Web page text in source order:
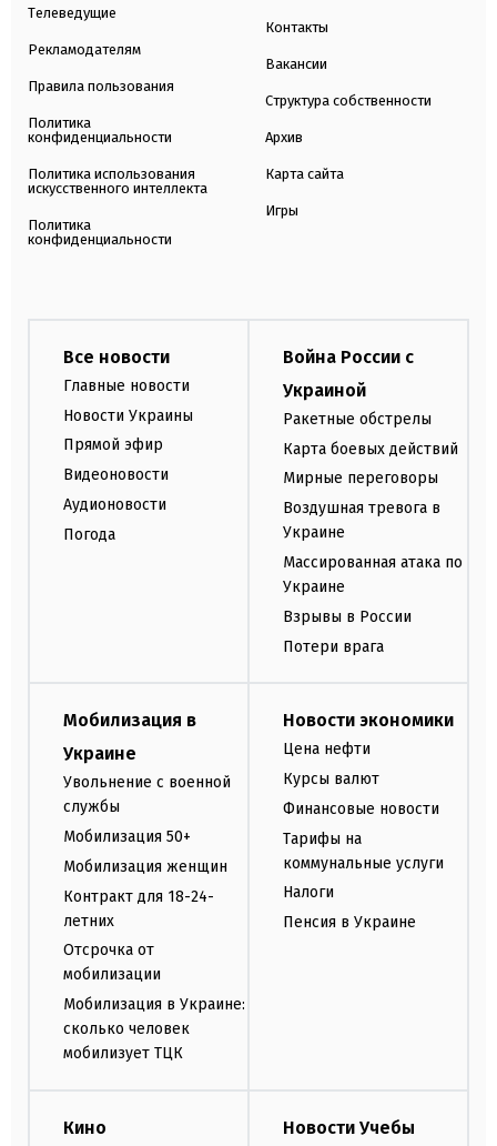
Телеведущие
Рекламодателям
Правила пользования
Политика
конфиденциальности
Политика использования
искусственного интеллекта
Политика
конфиденциальности
Контакты
Вакансии
Структура собственности
Архив
Карта сайта
Игры
Все новости
Главные новости
Новости Украины
Прямой эфир
Видеоновости
Аудионовости
Погода
Война России с
Украиной
Ракетные обстрелы
Карта боевых действий
Мирные переговоры
Воздушная тревога в
Украине
Массированная атака по
Украине
Взрывы в России
Потери врага
Мобилизация в
Украине
Увольнение с военной
службы
Мобилизация 50+
Мобилизация женщин
Контракт для 18-24-
летних
Отсрочка от
мобилизации
Мобилизация в Украине:
сколько человек
мобилизует ТЦК
Новости экономики
Цена нефти
Курсы валют
Финансовые новости
Тарифы на
коммунальные услуги
Налоги
Пенсия в Украине
Кино Новости Учебы